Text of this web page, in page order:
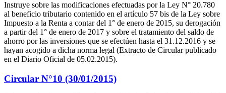
Instruye sobre las modificaciones efectuadas por la Ley N° 20.780
al beneficio tributario contenido en el artículo 57 bis de la Ley sobre
Impuesto a la Renta a contar del 1° de enero de 2015, su derogación
a partir del 1° de enero de 2017 y sobre el tratamiento del saldo de
ahorro por las inversiones que se efectúen hasta el 31.12.2016 y se
hayan acogido a dicha norma legal (Extracto de Circular publicado
en el Diario Oficial de 05.02.2015).
Circular N°10 (30/01/2015)